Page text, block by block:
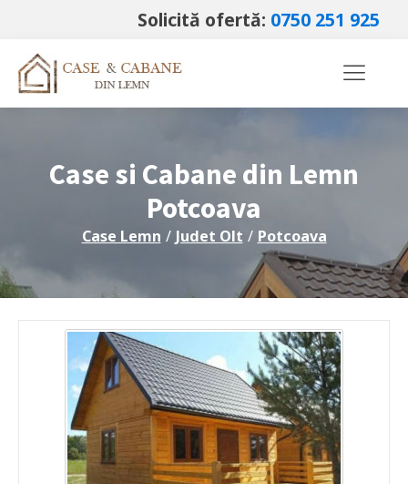
Solicită ofertă: 0750 251 925
Case si Cabane din Lemn
Potcoava
Case Lemn / Judet Olt / Potcoava